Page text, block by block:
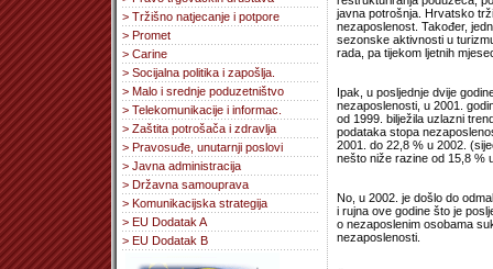
> Tržišno natjecanje i potpore
> Promet
> Carine
> Socijalna politika i zapošlja.
> Malo i srednje poduzetništvo
> Telekomunikacije i informac.
> Zaštita potrošača i zdravlja
> Pravosuđe, unutarnji poslovi
> Javna administracija
> Državna samouprava
> Komunikacijska strategija
> EU Dodatak A
> EU Dodatak B
javna potrošnja. Hrvatsko
nezaposlenost. Također,
sezonske aktivnosti u
rada, pa tijekom ljetnih
Ipak, u posljednje dvije
nezaposlenosti, u 2001.
od 1999. bilježila uzlazni
podataka stopa
2001. do 22,8 % u 2002.
nešto niže razine od 15,8 %
No, u 2002. je došlo do
i rujna ove godine što je
o nezaposlenim osobama
nezaposlenosti.